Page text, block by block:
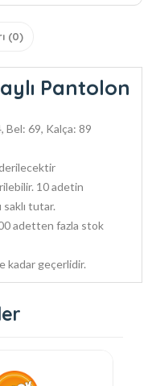
(0)
Pantolon
Bel: 69, Kalça: 89
10 adetin
tutar.
adetten fazla stok
kadar geçerlidir.